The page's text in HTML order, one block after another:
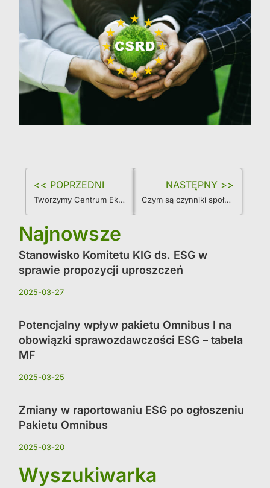
<< POPRZEDNI
Tworzymy Centrum Eksperckie przy Regionalnej Izbie Gospodarczej w Katowicach
NASTĘPNY >>
Czym są czynniki społeczne „S” w ramach ESG
Najnowsze
Stanowisko Komitetu KIG ds. ESG w
sprawie propozycji uproszczeń
2025-03-27
Potencjalny wpływ pakietu Omnibus I na
obowiązki sprawozdawczości ESG – tabela
MF
2025-03-25
Zmiany w raportowaniu ESG po ogłoszeniu
Pakietu Omnibus
2025-03-20
Wyszukiwarka